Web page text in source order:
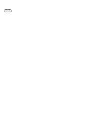
Skip